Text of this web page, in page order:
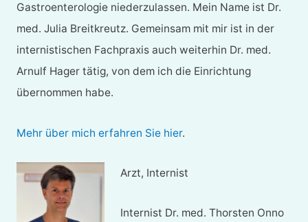
Gastroenterologie niederzulassen. Mein Name ist Dr.
med. Julia Breitkreutz. Gemeinsam mit mir ist in der
internistischen Fachpraxis auch weiterhin Dr. med.
Arnulf Hager tätig, von dem ich die Einrichtung
übernommen habe.
Mehr über mich erfahren Sie hier.
Arzt, Internist
Internist Dr. med. Thorsten Onno